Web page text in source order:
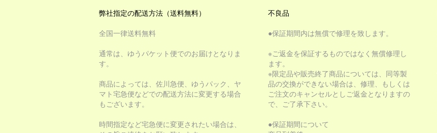
弊社指定の配送方法（送料無料）
全国一律送料無料
通常は、ゆうパケット便でのお届けとなりま
す。
商品によっては、佐川急便、ゆうパック、ヤ
マト宅急便などでの配送方法に変更する場合
もございます。
時間指定など宅急便に変更されたい場合は、
不良品
●保証期間内は無償で修理を致します。
※ご返金を保証するものではなく無償修理し
ます。
※限定品や販売終了商品については、同等製
品の交換ができない場合は、修理、もしくは
ご注文のキャンセルとしご返金となりますの
で、ご了承下さい。
●保証期間について